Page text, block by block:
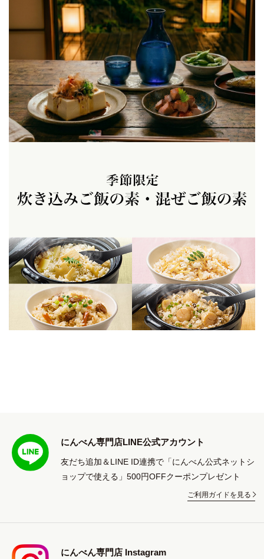
にんべん専門店LINE公式アカウント
友だち追加＆LINE ID連携で「にんべん公式ネットシ
ョップで使える」500円OFFクーポンプレゼント
ご利用ガイドを見る
にんべん専門店 Instagram